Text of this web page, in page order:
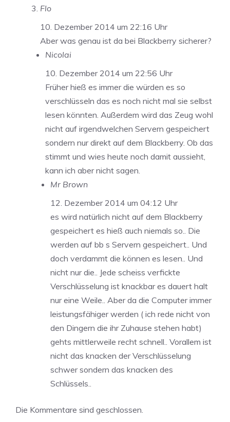
Flo
10. Dezember 2014 um 22:16 Uhr
Aber was genau ist da bei Blackberry sicherer?
Nicolai
10. Dezember 2014 um 22:56 Uhr
Früher hieß es immer die würden es so
verschlüsseln das es noch nicht mal sie selbst
lesen könnten. Außerdem wird das Zeug wohl
nicht auf irgendwelchen Servern gespeichert
sondern nur direkt auf dem Blackberry. Ob das
stimmt und wies heute noch damit aussieht,
kann ich aber nicht sagen.
Mr Brown
12. Dezember 2014 um 04:12 Uhr
es wird natürlich nicht auf dem Blackberry
gespeichert es hieß auch niemals so.. Die
werden auf bb s Servern gespeichert.. Und
doch verdammt die können es lesen.. Und
nicht nur die.. Jede scheiss verfickte
Verschlüsselung ist knackbar es dauert halt
nur eine Weile.. Aber da die Computer immer
leistungsfähiger werden ( ich rede nicht von
den Dingern die ihr Zuhause stehen habt)
gehts mittlerweile recht schnell.. Vorallem ist
nicht das knacken der Verschlüsselung
schwer sondern das knacken des
Schlüssels..
Die Kommentare sind geschlossen.